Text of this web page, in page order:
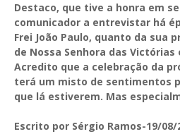
Destaco, que tive a honra em
comunicador a entrevistar há
Frei João Paulo, quanto da sua
de Nossa Senhora das
Acredito que a celebração da
terá um misto de sentimentos
que lá estiverem. Mas
Escrito por Sérgio Ramos-19/08/